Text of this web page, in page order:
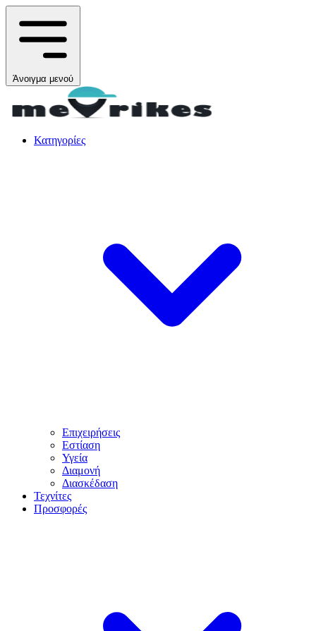
Άνοιγμα μενού
Κατηγορίες
Επιχειρήσεις
Εστίαση
Υγεία
Διαμονή
Διασκέδαση
Τεχνίτες
Προσφορές